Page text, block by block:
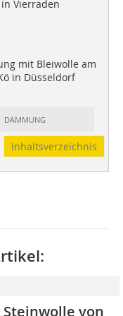
Vierraden
mit Bleiwolle am
in Düsseldorf
DÄMMUNG
Inhaltsverzeichnis
von